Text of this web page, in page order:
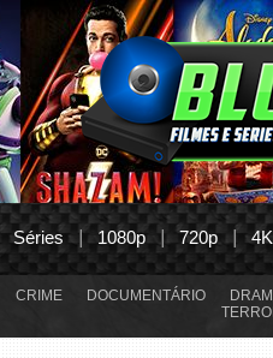
Séries 1080p 720p 4K
CRIME DOCUMENTÁRIO